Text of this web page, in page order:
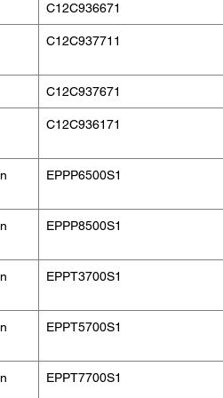
C12C936671
C12C937711
C12C937671
C12C936171
EPPP6500S1
EPPP8500S1
EPPT3700S1
EPPT5700S1
EPPT7700S1